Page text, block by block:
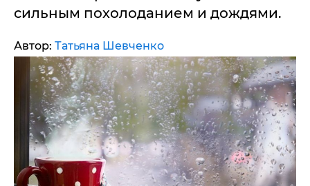
сильным похолоданием и дождями.
Автор: Татьяна Шевченко